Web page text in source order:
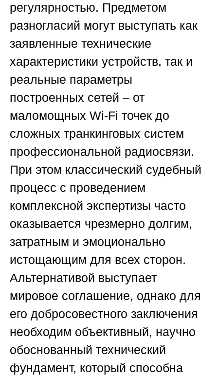
регулярностью. Предметом
разногласий могут выступать как
заявленные технические
характеристики устройств, так и
реальные параметры
построенных сетей – от
маломощных Wi-Fi точек до
сложных транкинговых систем
профессиональной радиосвязи.
При этом классический судебный
процесс с проведением
комплексной экспертизы часто
оказывается чрезмерно долгим,
затратным и эмоционально
истощающим для всех сторон.
Альтернативой выступает
мировое соглашение, однако для
его добросовестного заключения
необходим объективный, научно
обоснованный технический
фундамент, который способна